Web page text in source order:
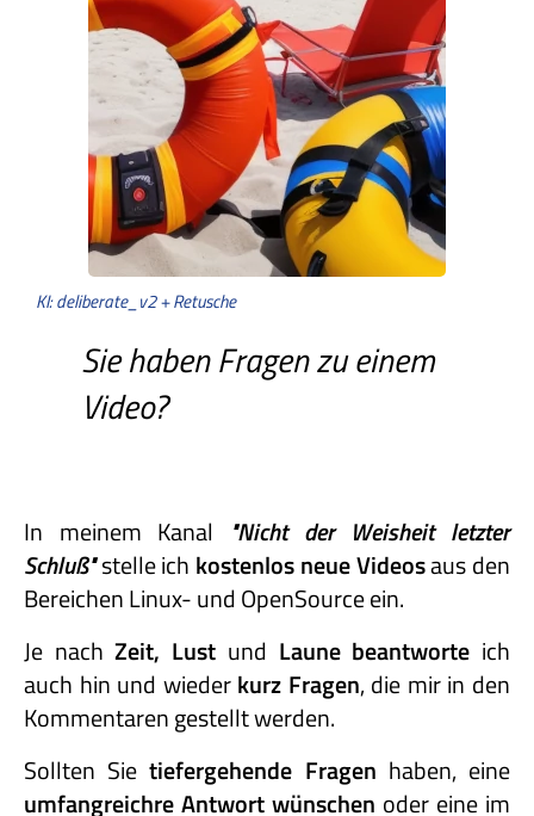
KI: deliberate_v2 + Retusche
Sie haben Fragen zu einem
Video?
In meinem Kanal "Nicht der Weisheit letzter
Schluß"stelle ich kostenlos neue Videosaus den
Bereichen Linux- und OpenSource ein.
Je nachZeit, Lust und Laune beantworte ich
auch hin und wiederkurz Fragen, die mir in den
Kommentaren gestellt werden.
Sollten Sietiefergehende Fragen haben, eine
umfangreichre Antwort wünschen oder eine im